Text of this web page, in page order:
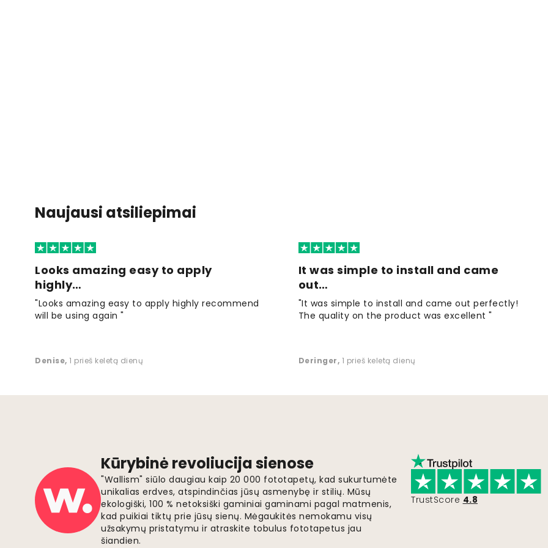
Naujausi atsiliepimai
Looks amazing easy to apply
highly…
"Looks amazing easy to apply highly recommend
will be using again "
Denise, 1 prieš keletą dienų
It was simple to install and came
out…
"It was simple to install and came out perfectly!
The quality on the product was excellent "
Deringer, 1 prieš keletą dienų
Kūrybinė revoliucija sienose
"Wallism" siūlo daugiau kaip 20 000 fototapetų, kad sukurtumėte
unikalias erdves, atspindinčias jūsų asmenybę ir stilių. Mūsų
ekologiški, 100 % netoksiški gaminiai gaminami pagal matmenis,
kad puikiai tiktų prie jūsų sienų. Mėgaukitės nemokamu visų
užsakymų pristatymu ir atraskite tobulus fototapetus jau
šiandien.
TrustScore 4.8